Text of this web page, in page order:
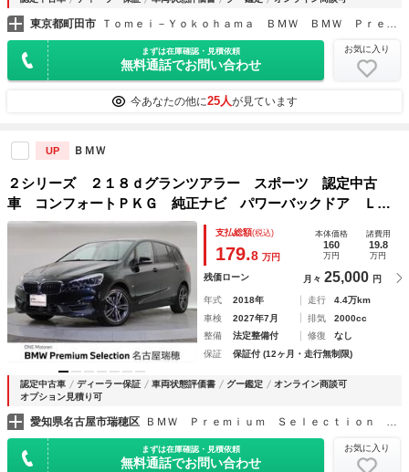
東京都町田市
まずは在庫確認・見積依頼
無料通話でお問い合わせ
お気に入り
今あなたの他に25人が見ています
UP ＢＭＷ
２シリーズ ２１８ｄグランツアラー スポーツ 認定中古
車 コンフォートＰＫＧ 純正ナビ パワーバックドア ＬＥ
Ｄ ルームミラー一体型ＥＴＣ Ｂｌｕｅｔｏｏｔｈ
支払総額(税込)
179.8 万円
本体価格
160
万円
諸費用
19.8
万円
残価ローン 月々 25,000 円
年式 2018年 走行
4.4万km
車検
2027年7月 排気
2000cc
整備
法定整備付 修復
なし
保証
保証付 (12ヶ月・走行無制限)
認定中古車 ディーラー保証 車両状態評価書 グー鑑定
オンライン商談可
オプション見積り可
愛知県名古屋市瑞穂区 ＢＭＷ Ｐｒｅｍｉｕｍ Ｓｅｌｅｃｔｉｏｎ 名古屋瑞穂
まずは在庫確認・見積依頼
無料通話でお問い合わせ
お気に入り